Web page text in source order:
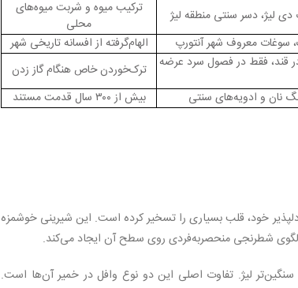
لیژ، دسر سنتی منطقه لیژ
ترکیب میوه و شربت میوه‌های
محلی
معروف شهر آنتورپ
الهام‌گرفته از افسانه تاریخی شهر
قند، فقط در فصول سرد عرضه
ترک‌خوردن خاص هنگام گاز زدن
نان و ادویه‌های سنتی بیش از ۳۰۰ سال قدمت مستند
خود، قلب بسیاری را تسخیر کرده است. این شیرینی خوشمزه
شطرنجی منحصربه‌فردی روی سطح آن ایجاد می‌کند.
لیژ. تفاوت اصلی این دو نوع وافل در خمیر آن‌ها است.